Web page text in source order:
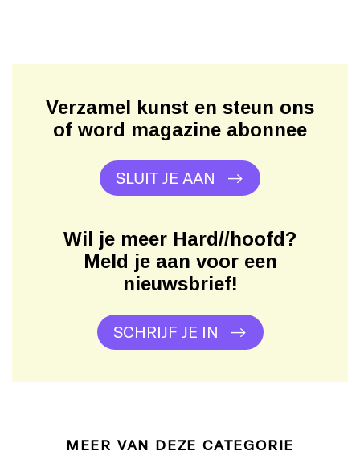
Verzamel kunst en steun ons
of word magazine abonnee
SLUIT JE AAN
Wil je meer Hard//hoofd?
Meld je aan voor een
nieuwsbrief!
SCHRIJF JE IN
MEER VAN DEZE CATEGORIE